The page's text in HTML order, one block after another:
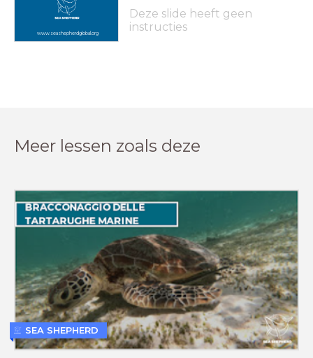
www.seashepherdglobal.org
Deze slide heeft geen
instructies
Meer lessen zoals deze
SEA SHEPHERD